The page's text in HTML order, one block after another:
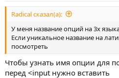
Radical сказал(а):
У меня название опций на 3х
Если уникальное название на
посмотреть
Чтобы узнать имя опции для
перед <input нужно вставить